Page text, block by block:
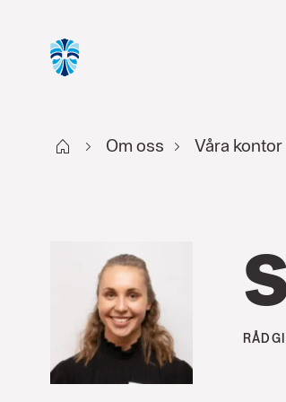
Start Om oss Våra kontor